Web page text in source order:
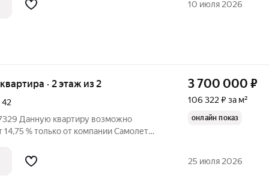
10 июля 2026
· 2 этаж из 2
42
Данную квартиру возможно
14,75 % только от компании Самолет
в шаговой доступности, с хорошо
3 700 000 ₽
106 322 ₽ за м²
онлайн показ
25 июля 2026